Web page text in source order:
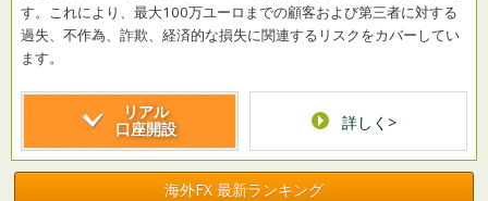
す。これにより、最大100万ユーロまでの顧客および第三者に対する
過失、不作為、詐欺、経済的な損失に関連するリスクをカバーしてい
ます。
リアル
口座開設
詳しく>
海外FX 最新ランキング